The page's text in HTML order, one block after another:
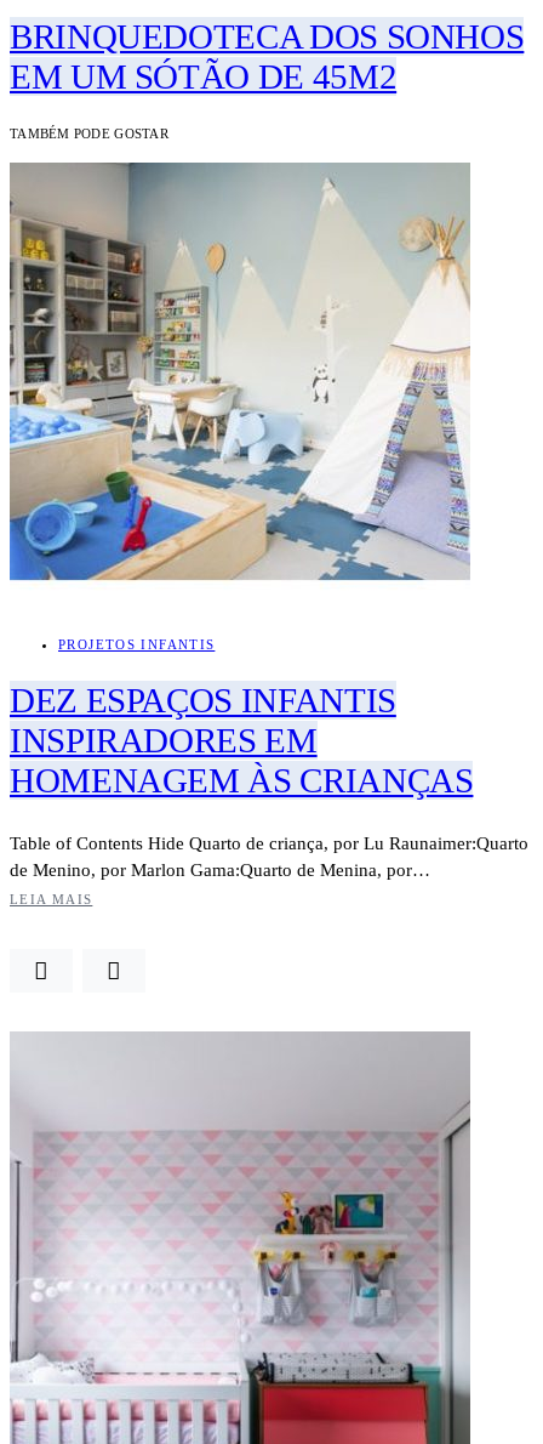
BRINQUEDOTECA DOS SONHOS
EM UM SÓTÃO DE 45M2
TAMBÉM PODE GOSTAR
PROJETOS INFANTIS
DEZ ESPAÇOS INFANTIS
INSPIRADORES EM
HOMENAGEM ÀS CRIANÇAS
Table of Contents Hide Quarto de criança, por Lu Raunaimer:Quarto
de Menino, por Marlon Gama:Quarto de Menina, por…
LEIA MAIS